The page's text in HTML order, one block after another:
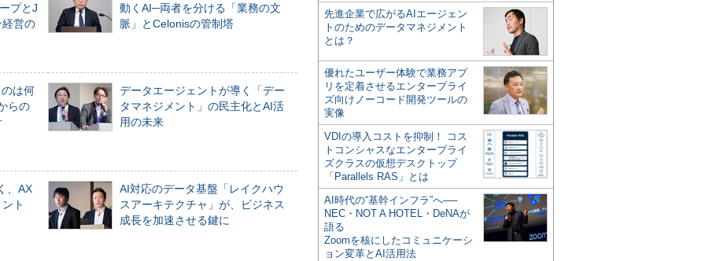
プとJ
営の
動くAI─両者を分ける「業務の文
脈」とCelonisの管制塔
は何
らの
データエージェントが導く「デー
タマネジメント」の民主化とAI活
用の未来
、AX
ト
AI対応のデータ基盤「レイクハウ
スアーキテクチャ」が、ビジネス
成長を加速させる鍵に
先進企業で広がるAIエージェン
トのためのデータマネジメント
とは？
優れたユーザー体験で業務アプ
リを定着させるエンタープライ
ズ向けノーコード開発ツールの
実像
VDIの導入コストを抑制！ コス
トコンシャスなエンタープライ
ズクラスの仮想デスクトップ
「Parallels RAS」とは
AI時代の“基幹インフラ”へ──
NEC・NOT A HOTEL・DeNAが
語る
Zoomを核にしたコミュニケーシ
ョン変革とAI活用法